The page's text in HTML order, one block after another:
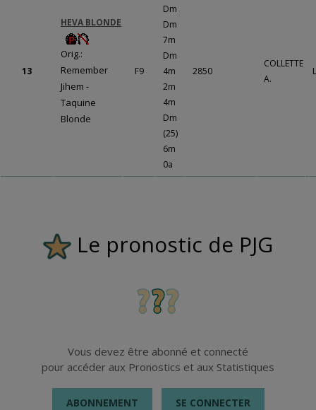
13
HEVA BLONDE
Orig.:
Remember
Jihem -
Taquine
Blonde
F9
Dm
Dm
7m
Dm
4m
2m
4m
Dm
(25)
6m
0a
2850
COLLETTE
A.
Le pronostic de PJG
Vous devez être abonné et connecté
pour accéder aux Pronostics et aux Statistiques
ABONNEMENT SE CONNECTER